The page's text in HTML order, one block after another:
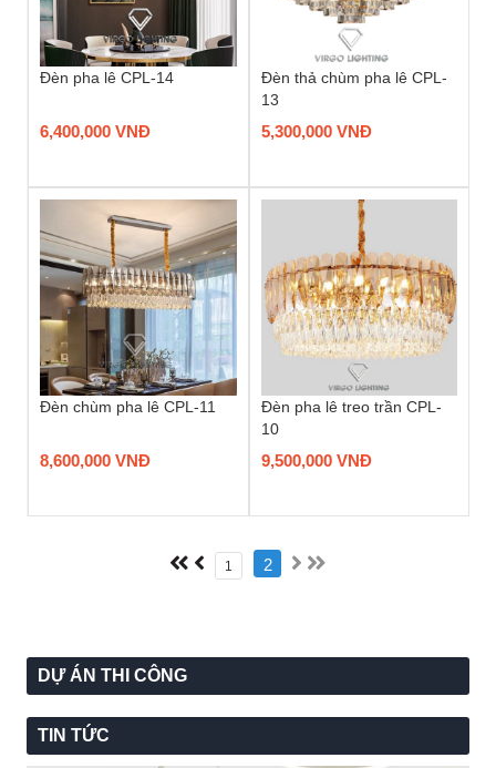
Đèn pha lê CPL-14
6,400,000 VNĐ
Đèn thả chùm pha lê CPL-
13
5,300,000 VNĐ
Đèn chùm pha lê CPL-11
8,600,000 VNĐ
Đèn pha lê treo trần CPL-
10
9,500,000 VNĐ
1 2
DỰ ÁN THI CÔNG
TIN TỨC